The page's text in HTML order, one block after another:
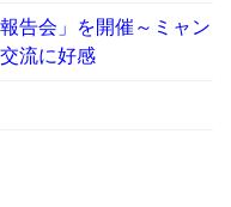
告会」を開催～ミャン
流に好感